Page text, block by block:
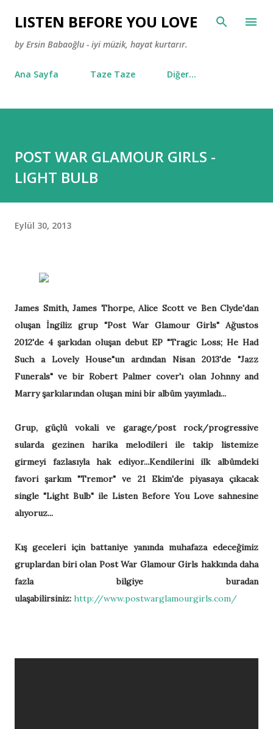
Ana içeriğe atla
LISTEN BEFORE YOU LOVE
by Ersin Babaoğlu - iyi müzik, hayat kurtarır.
Ana Sayfa Taze Taze Diğer…
POST WAR GLAMOUR GIRLS -
LIGHT BULB
Eylül 30, 2013
James Smith, James Thorpe, Alice Scott ve Ben Clyde'dan
oluşan İngiliz grup "Post War Glamour Girls" Ağustos
2012'de 4 şarkıdan oluşan debut EP "Tragic Loss; He Had
Such a Lovely House"un ardından Nisan 2013'de "Jazz
Funerals" ve bir Robert Palmer cover'ı olan Johnny and
Marry şarkılarından oluşan mini bir albüm yayımladı...
Grup, güçlü vokali ve garage/post rock/progressive
sularda gezinen harika melodileri ile takip listemize
girmeyi fazlasıyla hak ediyor...Kendilerini ilk albümdeki
favori şarkım "Tremor" ve 21 Ekim'de piyasaya çıkacak
single "Light Bulb" ile Listen Before You Love sahnesine
alıyoruz...
Kış geceleri için battaniye yanında muhafaza edeceğimiz
gruplardan biri olan Post War Glamour Girls hakkında daha
fazla bilgiye buradan
ulaşabilirsiniz: http://www.postwarglamourgirls.com/